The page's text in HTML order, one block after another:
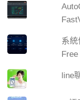
系
Free
line